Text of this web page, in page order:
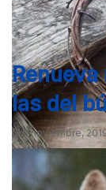
las del
9 noviembre,